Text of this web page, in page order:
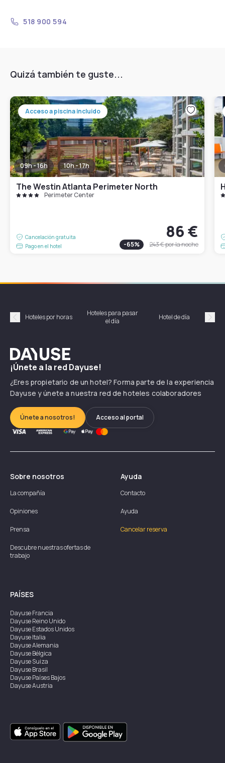
518 900 594
Quizá también te guste...
Acceso a piscina incluido
09h - 16h 10h - 17h
The Westin Atlanta Perimeter North
Perimeter Center
Cancelación gratuita
Pago en el hotel
86 €
-65% 243 €por la noche
Précédent
Hoteles por horas
Hoteles para pasar
el día
Hotel de día
Dayuse
¡Únete a la red Dayuse!
¿Eres propietario de un hotel? Forma parte de la experiencia
Dayuse y únete a nuestra red de hoteles colaboradores
Únete a nosotros! Acceso al portal
Sobre nosotros
La compañía
Opiniones
Prensa
Descubre nuestras ofertas de
trabajo
Ayuda
Contacto
Ayuda
Cancelar reserva
PAÍSES
DayuseFrancia
DayuseReino Unido
DayuseEstados Unidos
DayuseItalia
DayuseAlemania
DayuseBélgica
DayuseSuiza
DayuseBrasil
DayusePaíses Bajos
DayuseAustria
DayuseSingapur
DayuseSuecia
DayuseTailandia